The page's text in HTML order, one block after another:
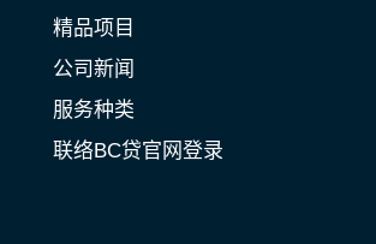
精品项目
公司新闻
服务种类
联络BC贷官网登录